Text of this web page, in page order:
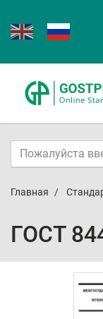
Главная
ГОСТ